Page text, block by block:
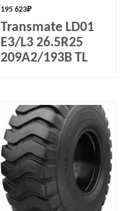
195 623₽
Transmate LD01
E3/L3 26.5R25
209A2/193B TL